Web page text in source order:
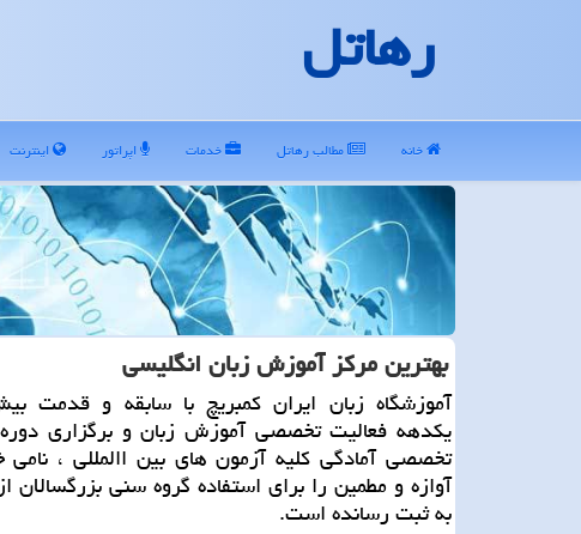
رهاتل
خانه مطالب رهاتل خدمات اپراتور اینترنت
بهترین مركز آموزش زبان انگلیسی
آموزشگاه زبان ایران كمبریچ با سابقه و قدمت
یكدهه فعالیت تخصصی آموزش زبان و برگزاری
تخصصی آمادگی كلیه آزمون های بین االمللی ،
آوازه و مطمین را برای استفاده گروه سنی بزرگسالان
به ثبت رسانده است.